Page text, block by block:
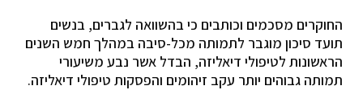
החוקרים מסכמים וכותבים כי בהשוואה לגברים, בנשים
תועד סיכון מוגבר לתמותה מכל-סיבה במהלך חמש השנים
הראשונות לטיפולי דיאליזה, הבדל אשר נבע משיעורי
תמותה גבוהים יותר עקב זיהומים והפסקות טיפולי דיאליזה.